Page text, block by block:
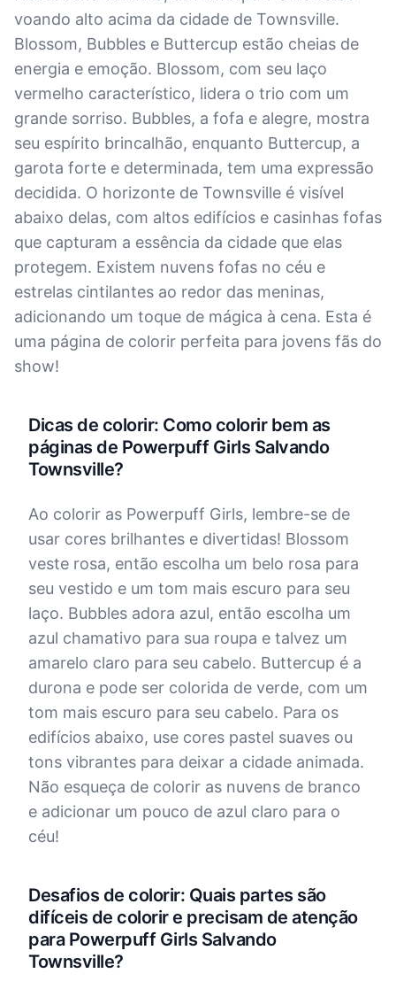
voando alto acima da cidade de Townsville.
Blossom, Bubbles e Buttercup estão cheias de
energia e emoção. Blossom, com seu laço
vermelho característico, lidera o trio com um
grande sorriso. Bubbles, a fofa e alegre, mostra
seu espírito brincalhão, enquanto Buttercup, a
garota forte e determinada, tem uma expressão
decidida. O horizonte de Townsville é visível
abaixo delas, com altos edifícios e casinhas fofas
que capturam a essência da cidade que elas
protegem. Existem nuvens fofas no céu e
estrelas cintilantes ao redor das meninas,
adicionando um toque de mágica à cena. Esta é
uma página de colorir perfeita para jovens fãs do
show!
Dicas de colorir: Como colorir bem as
páginas de Powerpuff Girls Salvando
Townsville?
Ao colorir as Powerpuff Girls, lembre-se de
usar cores brilhantes e divertidas! Blossom
veste rosa, então escolha um belo rosa para
seu vestido e um tom mais escuro para seu
laço. Bubbles adora azul, então escolha um
azul chamativo para sua roupa e talvez um
amarelo claro para seu cabelo. Buttercup é a
durona e pode ser colorida de verde, com um
tom mais escuro para seu cabelo. Para os
edifícios abaixo, use cores pastel suaves ou
tons vibrantes para deixar a cidade animada.
Não esqueça de colorir as nuvens de branco
e adicionar um pouco de azul claro para o
céu!
Desafios de colorir: Quais partes são
difíceis de colorir e precisam de atenção
para Powerpuff Girls Salvando
Townsville?